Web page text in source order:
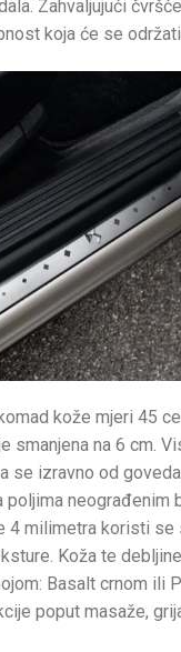
Zahvaljujući
koja će se
kože mjeri 45
smanjena na 6 cm.
se izravno od
poljima neograđenim
4 milimetra koristi se
Koža te
Basalt crnom ili
poput masaže,